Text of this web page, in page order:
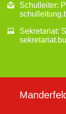
Schulleiter:
Sekretariat: